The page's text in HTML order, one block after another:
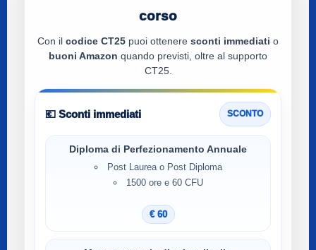
corso
Con il codice CT25 puoi ottenere sconti immediati o
buoni Amazon quando previsti, oltre al supporto
CT25.
💶 Sconti immediati SCONTO
Diploma di Perfezionamento Annuale
Post Laurea o Post Diploma
1500 ore e 60 CFU
€ 60